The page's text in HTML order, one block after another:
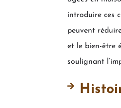
introduire ces
peuvent
et le bien-être
soulignant